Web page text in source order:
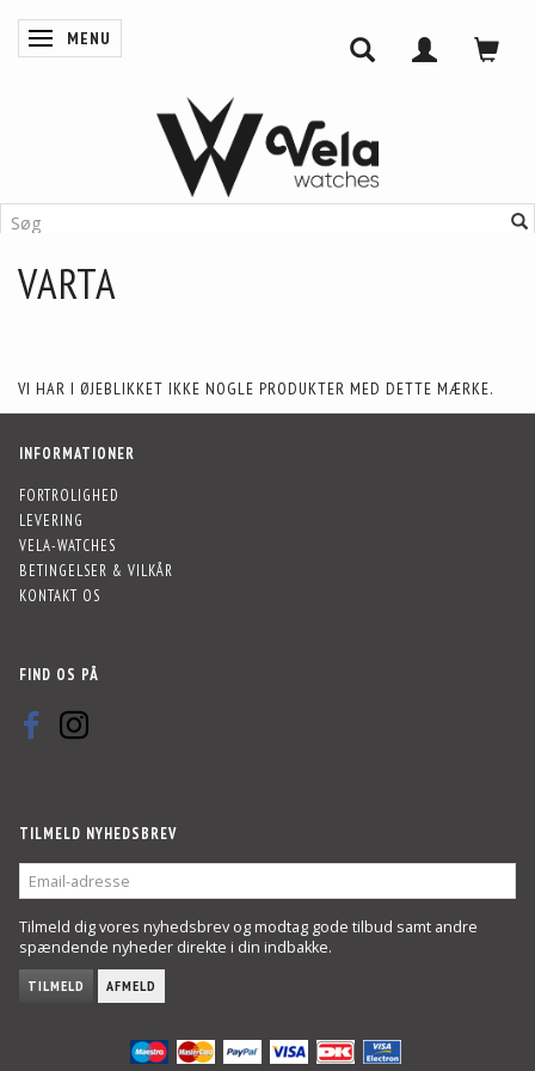
SKIFTE NAVIGATION
MENU
VARTA
VI HAR I ØJEBLIKKET IKKE NOGLE PRODUKTER MED DETTE MÆRKE.
INFORMATIONER
FORTROLIGHED
LEVERING
VELA-WATCHES
BETINGELSER & VILKÅR
KONTAKT OS
FIND OS PÅ
TILMELD NYHEDSBREV
ADRESSE
Tilmeld dig vores nyhedsbrev og modtag gode tilbud samt andre
spændende nyheder direkte i din indbakke.
TILMELD AFMELD